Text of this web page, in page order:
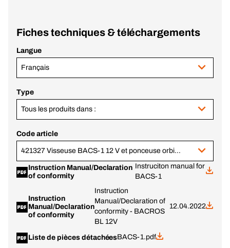
Fiches techniques & téléchargements
Langue
Français
Type
Tous les produits dans :
Code article
421327 Visseuse BACS-1 12 V et ponceuse orbitale BACROS BL 12 V, BC+
Instruction Manual/Declaration
of conformity
Instruciton manual for
BACS-1
Instruction
Manual/Declaration
of conformity
Instruction
Manual/Declaration of
conformity - BACROS
BL 12V
12.04.2022
Liste de pièces détachéesBACS-1.pdf